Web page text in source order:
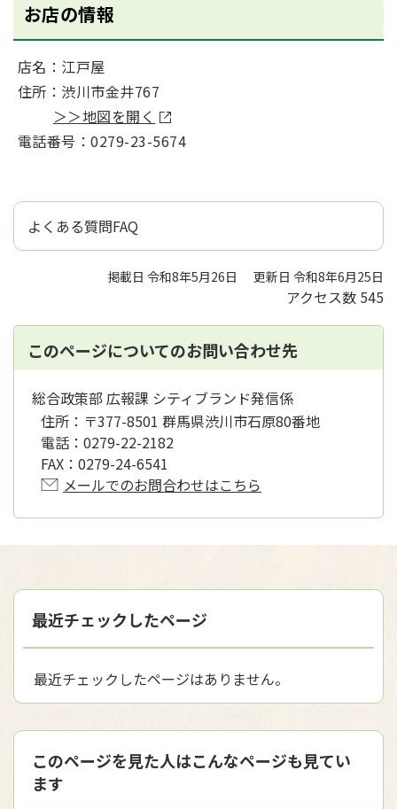
お店の情報
店名：江戸屋
住所：渋川市金井767
＞＞地図を開く
電話番号：0279-23-5674
よくある質問FAQ
掲載日 令和8年5月26日 更新日 令和8年6月25日
アクセス数 545
このページについてのお問い合わせ先
総合政策部 広報課 シティブランド発信係
住所： 〒377-8501 群馬県渋川市石原80番地
電話： 0279-22-2182
FAX： 0279-24-6541
メールでのお問合わせはこちら
最近チェックしたページ
最近チェックしたページはありません。
このページを見た人はこんなページも見てい
ます